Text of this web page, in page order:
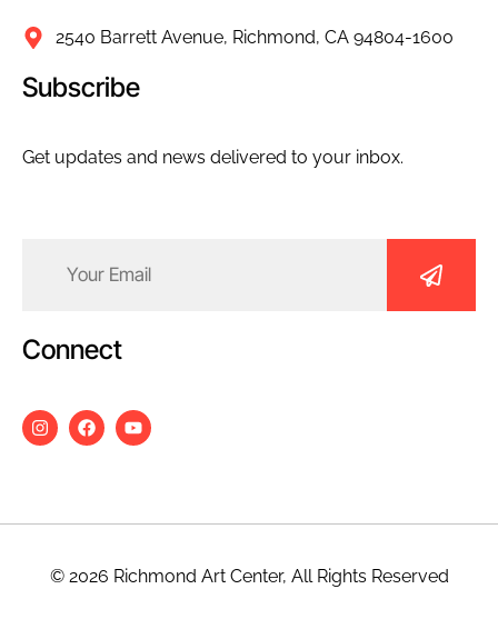
2540 Barrett Avenue, Richmond, CA 94804-1600
Subscribe
Get updates and news delivered to your inbox.
(Required)
Connect
© 2026 Richmond Art Center, All Rights Reserved